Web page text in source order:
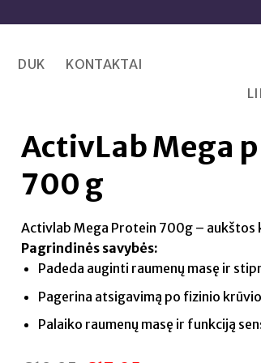
DUK
KONTAKTAI
ActivLab Mega
700 g
Activlab Mega Protein 700g – aukštos
Pagrindinės savybės:
Padeda auginti raumenų masę ir
Pagerina atsigavimą po fizinio krūvio
Palaiko raumenų masę ir funkciją